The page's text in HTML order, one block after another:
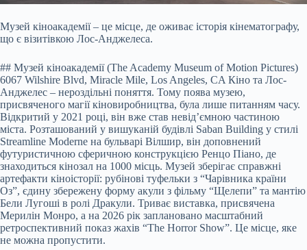
Музей кіноакадемії – це місце, де оживає історія кінематографу,
що є візитівкою Лос-Анджелеса.
## Музей кіноакадемії (The Academy Museum of Motion Pictures)
6067 Wilshire Blvd, Miracle Mile, Los Angeles, CA Кіно та Лос-
Анджелес – нероздільні поняття. Тому поява музею,
присвяченого магії кіновиробництва, була лише питанням часу.
Відкритий у 2021 році, він вже став невід’ємною частиною
міста. Розташований у вишуканій будівлі Saban Building у стилі
Streamline Moderne на бульварі Вілшир, він доповнений
футуристичною сферичною конструкцією Ренцо Піано, де
знаходиться кінозал на 1000 місць. Музей зберігає справжні
артефакти кіноісторії: рубінові туфельки з “Чарівника країни
Оз”, єдину збережену форму акули з фільму “Щелепи” та мантію
Бели Лугоші в ролі Дракули. Триває виставка, присвячена
Мерилін Монро, а на 2026 рік заплановано масштабний
ретроспективний показ жахів “The Horror Show”. Це місце, яке
не можна пропустити.